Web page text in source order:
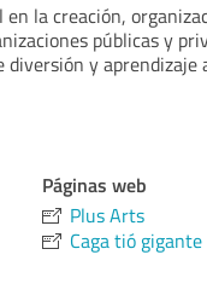
la creación,
públicas y
y aprendizaje
Páginas web
Plus Arts
Caga tió gigante